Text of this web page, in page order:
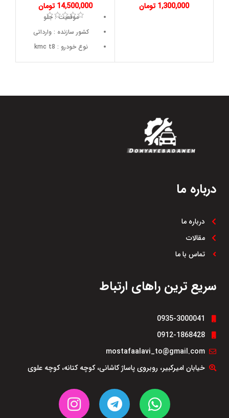
1,300,000 تومان
14,500,000 تومان
موقعیت : جلو
کشور سازنده : وارداتی
نوع خودرو : kmc t8
جنس : ABS
درباره ما
درباره ما
مقالات
تماس با ما
سریع ترین راهای ارتباط
0935-3000041
0912-1868428
mostafaalavi_to@gmail.com
خیابان امیرکبیر، روبروی پاساژ کاشانی، کوچه کتانه، کوچه علوی